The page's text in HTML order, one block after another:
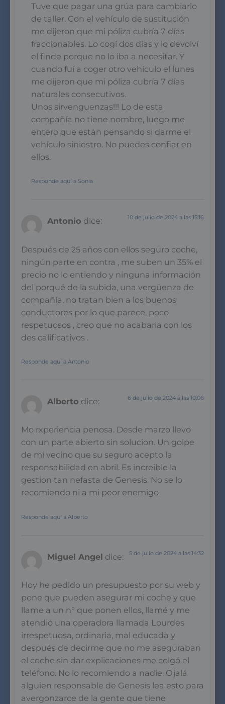
Tuve que pagar una grúa para cambiarlo
de taller. Con el vehículo de sustitución
me dijeron que mi póliza cubría 7 días
fraccionables. Lo cogí dos días y lo devolví
el finde porque no lo iba a necesitar. Y
cuando fuí a coger otro vehículo el lunes
me dijeron que mi póliza cubría 7 días
naturales consecutivos.
Unos sirvenguenzas!!! Lo de esta
compañía no tiene nombre, luego me
entero que están pensando si darme el
vehículo siniestro. No puedes confiar en
ellos.
Responde aquí a Sonia
Antonio dice: 10 de julio de 2024 a las 15:16
Después de 25 años con ellos seguro coche,
ningún parte en contra , me suben un 35% el
precio no lo entiendo y ninguna información
del porqué de la subida, una vergüenza de
compañía, no tratan bien a los buenos
conductores por lo que parece, poco
respetuosos , creo que no acabaria con los
des calificativos .
Responde aquí a Antonio
Alberto dice: 6 de julio de 2024 a las 10:06
Mo rxperiencia penosa. Desde marzo llevo
con un parte abierto sin solucion. Un golpe
de mi vecino que su seguro acepto la
responsabilidad en abril. Es increible la
gestion tan nefasta de Genesis. No se lo
recomiendo ni a mi peor enemigo
Responde aquí a Alberto
Miguel Angel dice: 5 de julio de 2024 a las 14:32
Hoy he pedido un presupuesto por su web y
pone que pueden asegurar mi coche y que
llame a un n° que ponen ellos, llamé y me
atendió una operadora llamada Lourdes
irrespetuosa, ordinaria, mal educada y
después de decirme que no me aseguraban
el coche sin dar explicaciones me colgó el
teléfono. No lo recomiendo a nadie. Ojalá
alguien responsable de Genesis lea esto para
avergonzarce de la gente que tiene